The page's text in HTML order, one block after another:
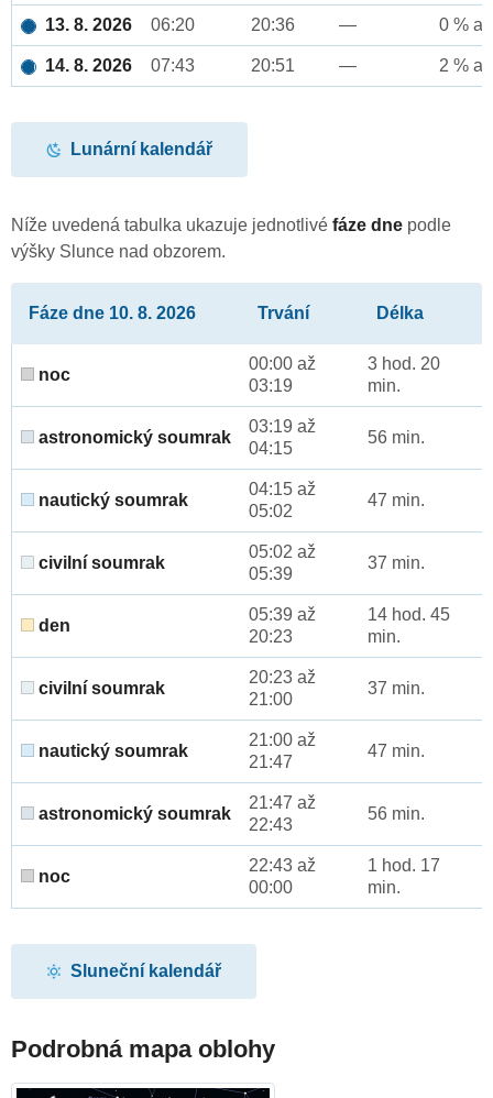
13. 8. 2026 06:20 20:36 — 0 %
14. 8. 2026 07:43 20:51 — 2 %
Lunární kalendář
Níže uvedená tabulka ukazuje jednotlivé fáze dne podle
výšky Slunce nad obzorem.
Fáze dne 10. 8. 2026 Trvání Délka
noc
00:00 až
03:19
3 hod. 20
min.
astronomický soumrak
03:19 až
04:15
56 min.
nautický soumrak
04:15 až
05:02
47 min.
civilní soumrak
05:02 až
05:39
37 min.
den
05:39 až
20:23
14 hod. 45
min.
civilní soumrak
20:23 až
21:00
37 min.
nautický soumrak
21:00 až
21:47
47 min.
astronomický soumrak
21:47 až
22:43
56 min.
noc
22:43 až
00:00
1 hod. 17
min.
Sluneční kalendář
Podrobná mapa oblohy